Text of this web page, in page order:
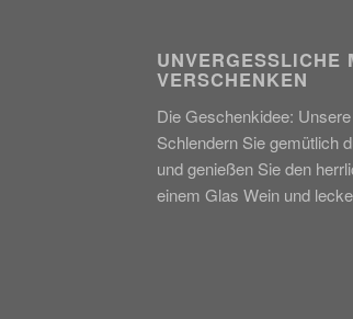
UNVERGESSLICHE
VERSCHENKEN
Die Geschenkidee:
Schlendern Sie gemütlich
und genießen Sie den
einem Glas Wein und